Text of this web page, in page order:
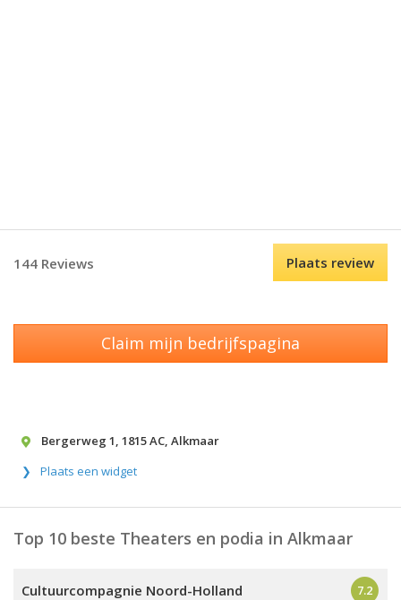
144 Reviews Plaats review
Claim mijn bedrijfspagina
Bergerweg 1, 1815 AC, Alkmaar
Plaats een widget
Top 10 beste Theaters en podia in Alkmaar
Cultuurcompagnie Noord-Holland 7.2